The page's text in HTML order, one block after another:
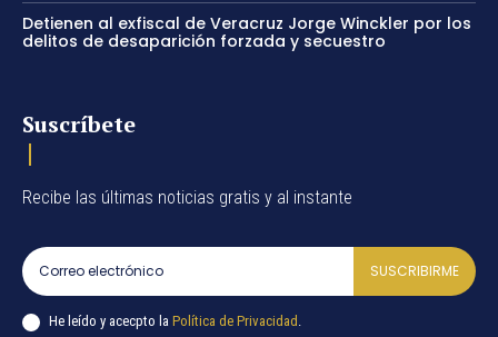
Detienen al exfiscal de Veracruz Jorge Winckler por los
delitos de desaparición forzada y secuestro
Suscríbete
Recibe las últimas noticias gratis y al instante
SUSCRIBIRME
He leído y acecpto la Política de Privacidad .